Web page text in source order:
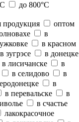
до 800°C
продукция
оптом
в
в красном
в зугрэсе
в донецке
в лисичанске
в
в селидово
в
в
в перевальске
в
в счастье
лакокрасочное